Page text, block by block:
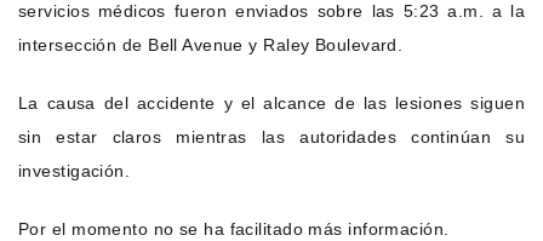
servicios médicos fueron enviados sobre las 5:23 a.m. a la
intersección de Bell Avenue y Raley Boulevard.
La causa del accidente y el alcance de las lesiones siguen
sin estar claros mientras las autoridades continúan su
investigación.
Por el momento no se ha facilitado más información.